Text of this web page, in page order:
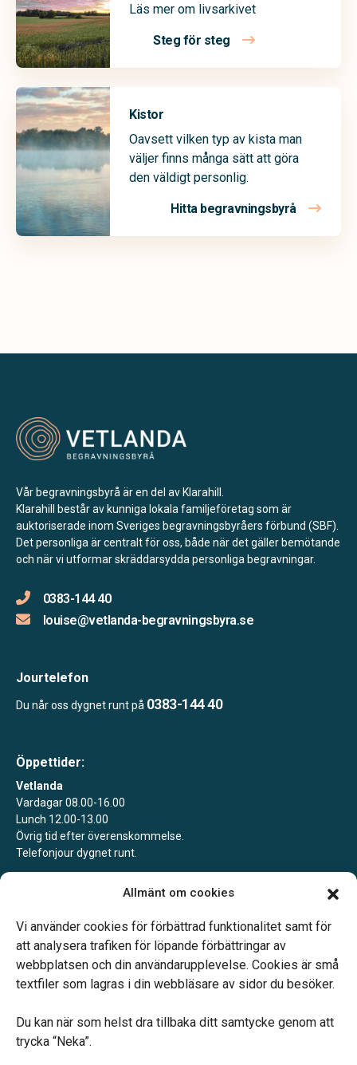
Allmänt om cookies
Vi använder cookies för förbättrad funktionalitet samt för
att analysera trafiken för löpande förbättringar av
webbplatsen och din användarupplevelse. Cookies är små
textfiler som lagras i din webbläsare av sidor du besöker.
Du kan när som helst dra tillbaka ditt samtycke genom att
trycka “Neka”.
Läs mer om livsarkivet
Steg för steg
Kistor
Oavsett vilken typ av kista man
väljer finns många sätt att göra
den väldigt personlig.
Hitta begravningsbyrå
Vår begravningsbyrå är en del av Klarahill.
Klarahill består av kunniga lokala familjeföretag som är
auktoriserade inom Sveriges begravningsbyråers förbund (SBF).
Det personliga är centralt för oss, både när det gäller bemötande
och när vi utformar skräddarsydda personliga begravningar.
0383-144 40
louise@vetlanda-begravningsbyra.se
Jourtelefon
Du når oss dygnet runt på 0383-144 40
Öppettider:
Vetlanda
Vardagar 08.00-16.00
Lunch 12.00-13.00
Övrig tid efter överenskommelse.
Telefonjour dygnet runt.
Jourtelefon dygnet runt.
Vårt systerbolag Verahill hjälper dig med familjejuridiken –